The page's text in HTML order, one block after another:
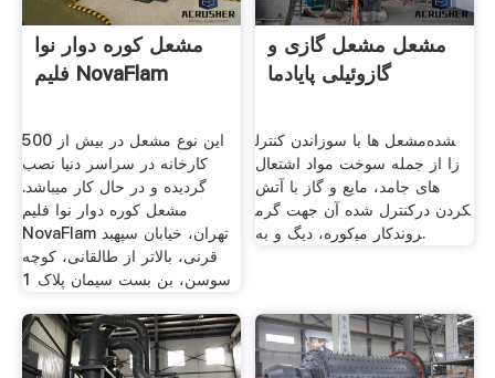
مشعل کوره دوار نوا
فلیم NovaFlam
این نوع مشعل در بیش از 500
کارخانه در سراسر دنیا نصب
گردیده و در حال کار میباشد.
مشعل کوره دوار نوا فلیم
NovaFlam تهران، خیابان سپهبد
قرنی، بالاتر از طالقانی، کوچه
سوسن، بن بست سیمان پلاک 1
مشعل مشعل گازی و
گازوئیلی پایادما
مشعل ها با سوزاندن کنترل‎شده
مواد اشتعال‎ زا از جمله سوخت
کنترل شده آن جهت گرم‎کردن در
کوره، دیگ و به‌‎کار می‎روند.